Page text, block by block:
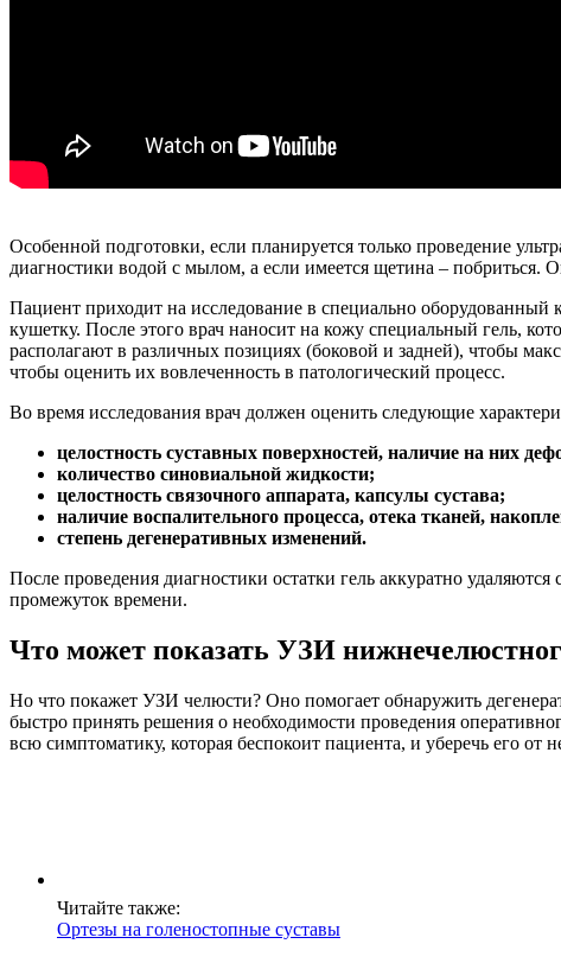
Особенной подготовки, если планируется только проведение
диагностики водой с мылом, а если имеется щетина –
Пациент приходит на исследование в специально
кушетку. После этого врач наносит на кожу специальный гель,
располагают в различных позициях (боковой и задней), чтобы
чтобы оценить их вовлеченность в патологический процесс.
Во время исследования врач должен оценить следующие
целостность суставных поверхностей, наличие на них
количество синовиальной жидкости;
целостность связочного аппарата, капсулы сустава;
наличие воспалительного процесса, отека тканей,
степень дегенеративных изменений.
После проведения диагностики остатки гель аккуратно
промежуток времени.
Что может показать УЗИ
Но что покажет УЗИ челюсти? Оно помогает обнаружить
быстро принять решения о необходимости проведения
всю симптоматику, которая беспокоит пациента, и уберечь его от
Читайте также:
Ортезы на голеностопные суставы